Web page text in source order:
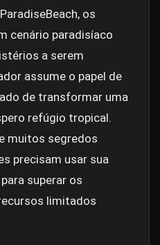
os
cenário paradisíaco
a serem
assume o papel de
de transformar uma
refúgio tropical.
muitos segredos
precisam usar sua
superar os
limitados